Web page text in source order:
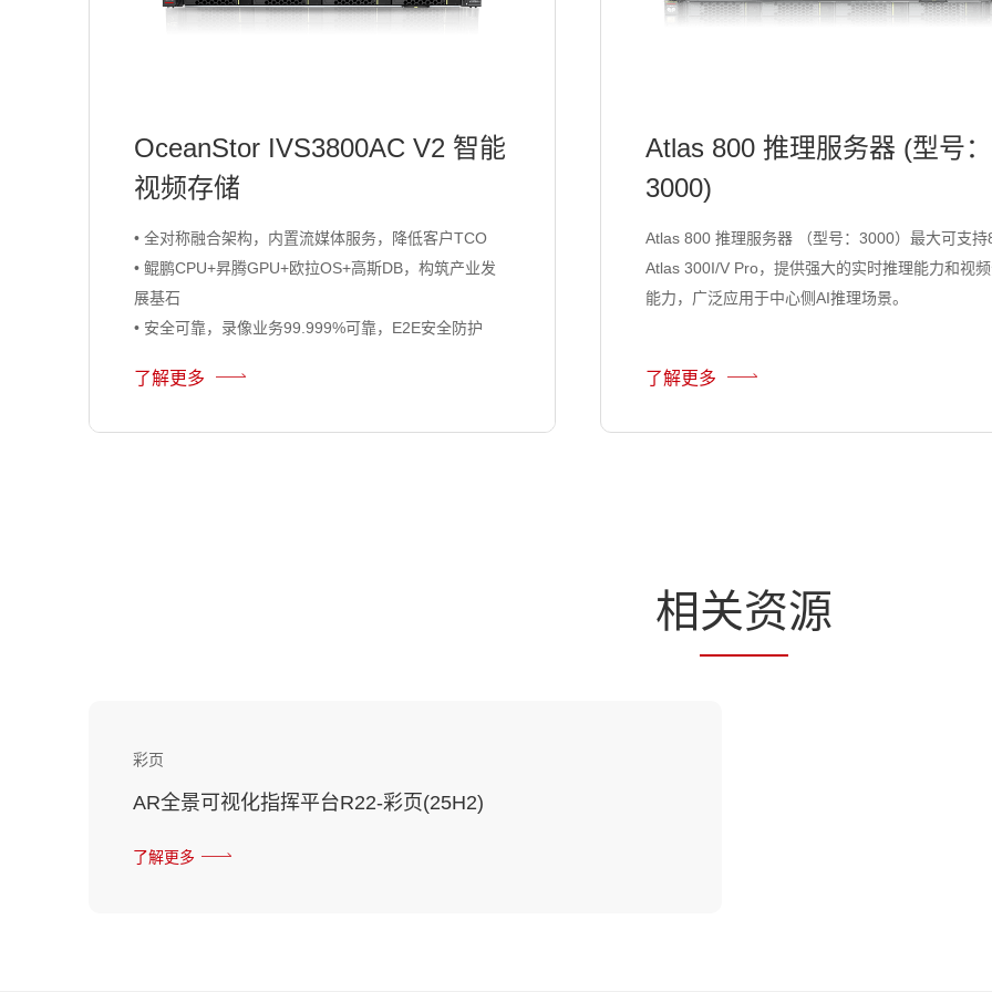
OceanStor IVS3800AC V2 智能
视频存储
• 全对称融合架构，内置流媒体服务，降低客户TCO
• 鲲鹏CPU+昇腾GPU+欧拉OS+高斯DB，构筑产业发
展基石
• 安全可靠，录像业务99.999%可靠，E2E安全防护
了解更多
Atlas 800 推理服务器 (型号：
3000)
Atlas 800 推理服务器 （型号：3000）最大可支持
Atlas 300I/V Pro，提供强大的实时推理能力和视
能力，广泛应用于中心侧AI推理场景。
了解更多
相关资源
彩页
AR全景可视化指挥平台R22-彩页(25H2)
了解更多